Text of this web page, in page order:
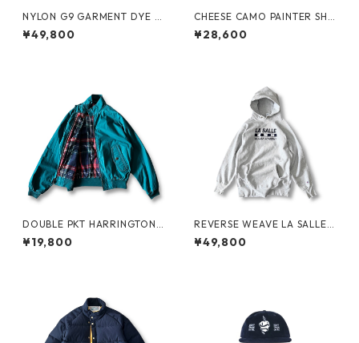
NYLON G9 GARMENT DYE b
y BARACUTA
¥49,800
CHEESE CAMO PAINTER SHO
RTS by Little Yarmouth
¥28,600
DOUBLE PKT HARRINGTON J
KT by LANDS'END
¥19,800
REVERSE WEAVE LA SALLE
MILITARY ACADEMY by CHA
MPION
¥49,800